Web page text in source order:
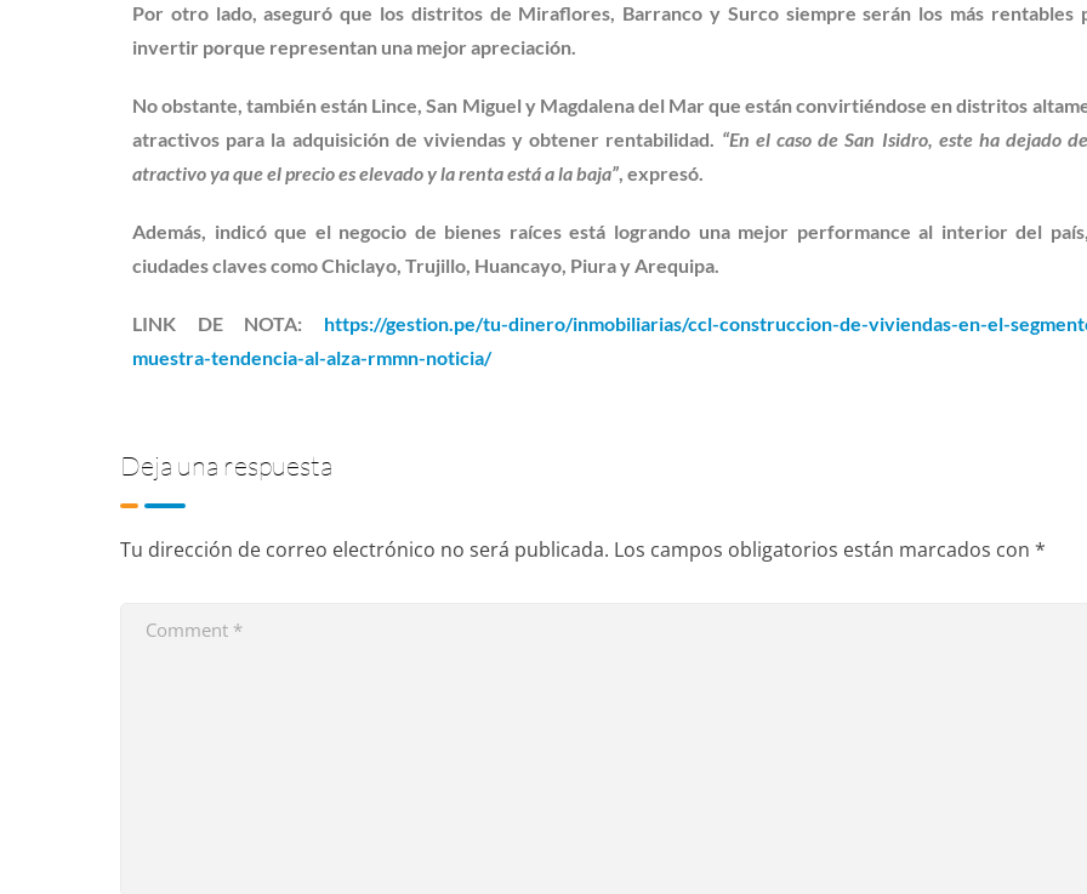
Por otro lado, aseguró que los distritos de Miraflores, Barranco y Surco siempre serán los más rentables
invertir porque representan una mejor apreciación.
No obstante, también están Lince, San Miguel y Magdalena del Mar que están convirtiéndose en distritos
atractivos para la adquisición de viviendas y obtener rentabilidad. “En el caso de San Isidro, este ha dejado
atractivo ya que el precio es elevado y la renta está a la baja”, expresó.
Además, indicó que el negocio de bienes raíces está logrando una mejor performance al interior del
ciudades claves como Chiclayo, Trujillo, Huancayo, Piura y Arequipa.
LINK DE NOTA: https://gestion.pe/tu-dinero/inmobiliarias/ccl-construccion-de-viviendas-en-el-
muestra-tendencia-al-alza-rmmn-noticia/
Deja una respuesta
Tu dirección de correo electrónico no será publicada. Los campos obligatorios están marcados con *